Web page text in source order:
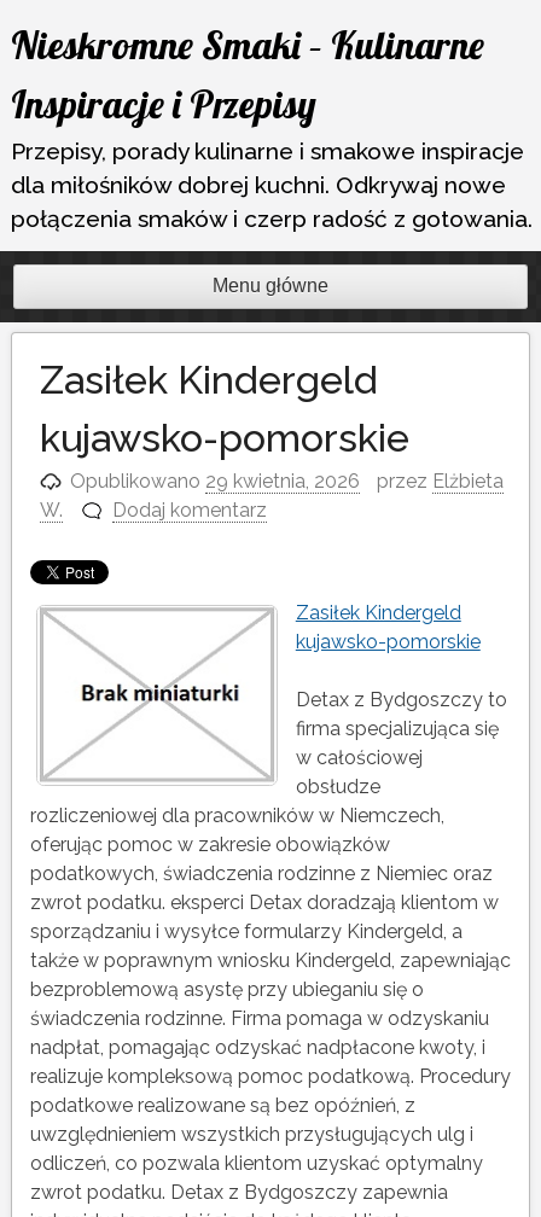
Przejdź
do
treści
Nieskromne Smaki – Kulinarne
Inspiracje i Przepisy
Przepisy, porady kulinarne i smakowe inspiracje
dla miłośników dobrej kuchni. Odkrywaj nowe
połączenia smaków i czerp radość z gotowania.
Menu główne
Zasiłek Kindergeld
kujawsko-pomorskie
Opublikowano 29 kwietnia, 2026 przez Elżbieta
W.
Dodaj komentarz
Zasiłek Kindergeld
kujawsko-pomorskie
Detax z Bydgoszczy to
firma specjalizująca się
w całościowej
obsłudze
rozliczeniowej dla pracowników w Niemczech,
oferując pomoc w zakresie obowiązków
podatkowych, świadczenia rodzinne z Niemiec oraz
zwrot podatku. eksperci Detax doradzają klientom w
sporządzaniu i wysyłce formularzy Kindergeld, a
także w poprawnym wniosku Kindergeld, zapewniając
bezproblemową asystę przy ubieganiu się o
świadczenia rodzinne. Firma pomaga w odzyskaniu
nadpłat, pomagając odzyskać nadpłacone kwoty, i
realizuje kompleksową pomoc podatkową. Procedury
podatkowe realizowane są bez opóźnień, z
uwzględnieniem wszystkich przysługujących ulg i
odliczeń, co pozwala klientom uzyskać optymalny
zwrot podatku. Detax z Bydgoszczy zapewnia